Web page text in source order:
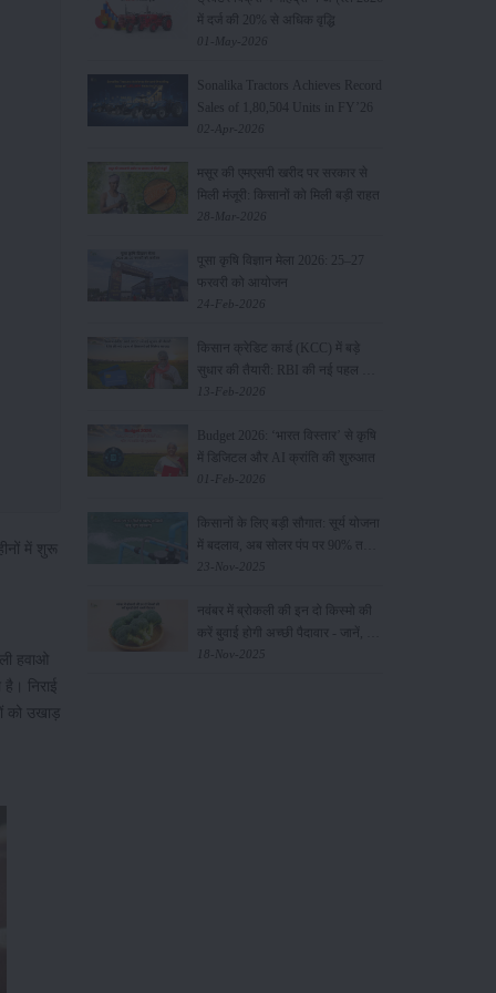
में शुरू
हवाओ
निराई
को उखाड़
में दर्ज की 20% से अधिक वृद्धि
01-May-2026
Sonalika Tractors Achieves Record
Sales of 1,80,504 Units in FY’26
02-Apr-2026
मसूर की एमएसपी खरीद पर सरकार से
मिली मंजूरी: किसानों को मिली बड़ी राहत
28-Mar-2026
पूसा कृषि विज्ञान मेला 2026: 25–27
फरवरी को आयोजन
24-Feb-2026
किसान क्रेडिट कार्ड (KCC) में बड़े
सुधार की तैयारी: RBI की नई पहल से
किसानों को मिलेगा फायदा
13-Feb-2026
Budget 2026: ‘भारत विस्तार’ से कृषि
में डिजिटल और AI क्रांति की शुरुआत
01-Feb-2026
किसानों के लिए बड़ी सौगात: सूर्य योजना
में बदलाव, अब सोलर पंप पर 90% तक
सब्सिडी!
23-Nov-2025
नवंबर में ब्रोकली की इन दो किस्मो की
करें बुवाई होगी अच्छी पैदावार - जानें, पूरी
जानकारी
18-Nov-2025